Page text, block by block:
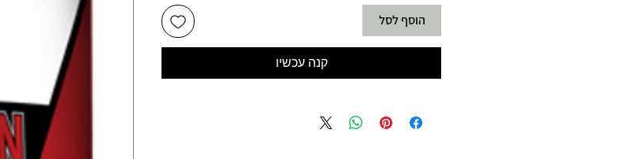
הוסף לסל
קנה עכשיו